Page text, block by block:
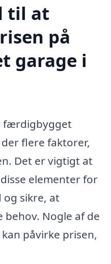
til at
på
garage i
færdigbygget
flere faktorer,
Det er vigtigt at
elementer for
sikre, at
Nogle af de
påvirke prisen,